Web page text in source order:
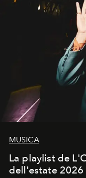
MUSICA
La playlist de
dell'estate 2026